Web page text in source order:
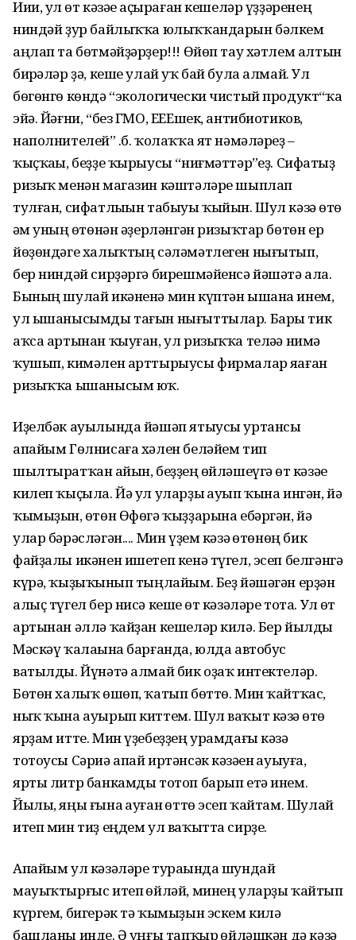
Иии, ул һөт кәзәһе аҫыраған кешеләр үҙҙәренең
ниндәй ҙур байлыҡҡа юлыҡҡандарын бәлкем
аңлап та бөтмәйҙәрҙер!!! Өйөп тау хәтлем алтын
бирһәләр ҙә, кеше улай уҡ бай була алмай. Ул
бөгөнгө көндә “экологически чистый продукт“ҡа
эйә. Йәғни, “без ГМО, ЕЕЕшек, антибиотиков,
наполнителей” һ.б. ҡолаҡҡа ят нәмәләрһеҙ –
ҡыҫҡаһы, беҙҙе ҡырыусы “ниғмәттәр”һеҙ. Сифатһыҙ
ризыҡ менән магазин кәштәләре шыплап
тулған, сифатлыһын табыуы ҡыйын. Шул кәзә һөтө
һәм уның һөтөнән әҙерләнгән ризыҡтар бөтөн ер
йөҙөндәге халыҡтың сәләмәтлеген нығытып,
бер ниндәй сирҙәргә бирешмәйенсә йәшәтә ала.
Бының шулай икәненә мин күптән ышана инем,
ул ышанысымды тағын нығыттылар. Бары тик
аҡса артынан ҡыуған, ул ризыҡҡа теләһә нимә
ҡушып, кимәлен арттырыусы фирмалар яһаған
ризыҡҡа ышанысым юҡ.
Иҙелбәк ауылында йәшәп ятыусы уртансы
апайым Гөлнисаға хәлен беләйем тип
шылтыратҡан һайын, беҙҙең һөйләшеүгә һөт кәзәһе
килеп ҡыҫыла. Йә ул уларҙы һауып ҡына ингән, йә
ҡымыҙын, һөтөн Өфөгә ҡыҙҙарына ебәргән, йә
улар бәрәсләгән.... Мин үҙем кәзә һөтөнөң бик
файҙалы икәнен ишетеп кенә түгел, эсеп белгәнгә
күрә, ҡыҙыҡһынып тыңлайым. Беҙ йәшәгән ерҙән
алыҫ түгел бер нисә кеше һөт кәзәләре тота. Ул һөт
артынан әллә ҡайҙан кешеләр килә. Бер йылды
Мәскәү ҡалаһына барғанда, юлда автобус
ватылды. Йүнәтә алмай бик оҙаҡ интектеләр.
Бөтөн халыҡ өшөп, ҡатып бөттө. Мин ҡайтҡас,
ныҡ ҡына ауырып киттем. Шул ваҡыт кәзә һөтө
ярҙам итте. Мин үҙебеҙҙең урамдағы кәзә
тотоусы Сәриә апай иртәнсәк кәзәһен һауыуға,
ярты литр банкамды тотоп барып етә инем.
Йылы, яңы ғына һауған һөттө эсеп ҡайтам. Шулай
итеп мин тиҙ еңдем ул ваҡытта сирҙе.
Апайым ул кәзәләре тураһында шундай
мауыҡтырғыс итеп һөйләй, минең уларҙы ҡайтып
күргем, бигерәк тә ҡымыҙын эскем килә
башланы инде. Ә һуңғы тапҡыр һөйләшкән дә кәзә